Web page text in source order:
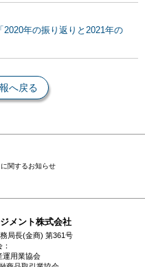
年の振り返りと2021年の
へ戻る
関するお知らせ
メント株式会社
局長(金商) 第361号
運用業協会